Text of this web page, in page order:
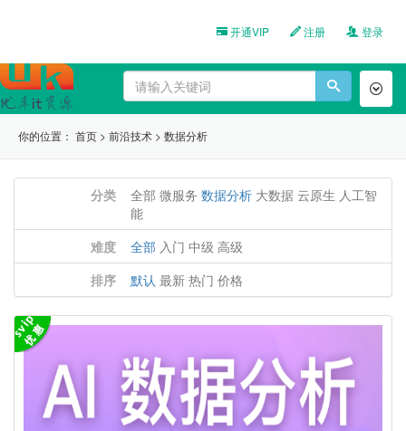
开通VIP 注册 登录
你的位置： 首页 > 前沿技术 > 数据分析
分类 全部 微服务 数据分析 大数据 云原生 人工智
能
难度
全部 入门 中级 高级
排序
默认 最新 热门 价格